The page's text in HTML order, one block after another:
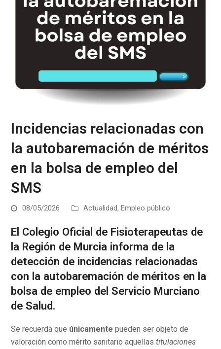
Incidencias relacionadas con
la autobaremación de méritos
en la bolsa de empleo del
SMS
08/05/2026 Actualidad,Empleo público
El Colegio Oficial de Fisioterapeutas de
la Región de Murcia informa de la
detección de incidencias relacionadas
con la autobaremación de méritos en la
bolsa de empleo del Servicio Murciano
de Salud.
Se recuerda que únicamentepueden ser objeto de
valoración como mérito sanitario aquellastitulaciones